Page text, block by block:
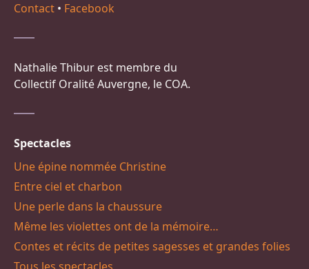
Contact • Facebook
Nathalie Thibur est membre du
Collectif Oralité Auvergne, le COA.
Spectacles
Une épine nommée Christine
Entre ciel et charbon
Une perle dans la chaussure
Même les violettes ont de la mémoire…
Contes et récits de petites sagesses et grandes folies